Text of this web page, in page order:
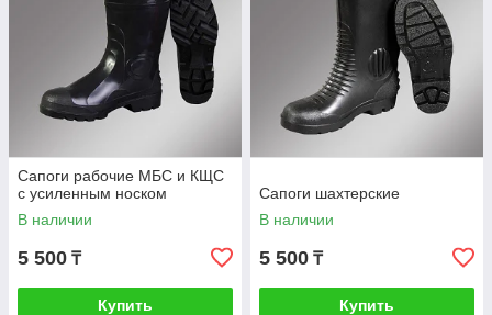
Сапоги рабочие МБС и КЩС
с усиленным носком
В наличии
5 500 ₸
Купить
Сапоги шахтерские
В наличии
5 500 ₸
Купить